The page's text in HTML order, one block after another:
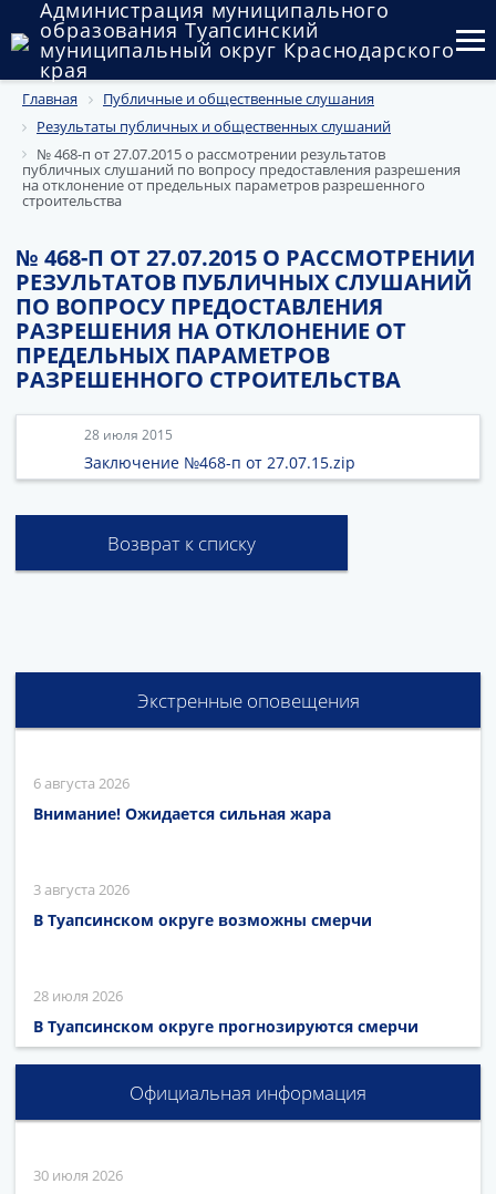
Администрация муниципального
образования Туапсинский
муниципальный округ Краснодарского
края
Округ
Администрация
Муниципальные закупки
Государственный и муниципальный контроль
Муниципальное имущество
Публичные слушания и общественные обсуждения
Главная
Публичные и общественные слушания
Результаты публичных и общественных слушаний
№ 468-п от 27.07.2015 о рассмотрении результатов
публичных слушаний по вопросу предоставления разрешения
на отклонение от предельных параметров разрешенного
строительства
№ 468-П ОТ 27.07.2015 О РАССМОТРЕНИИ
РЕЗУЛЬТАТОВ ПУБЛИЧНЫХ СЛУШАНИЙ
ПО ВОПРОСУ ПРЕДОСТАВЛЕНИЯ
РАЗРЕШЕНИЯ НА ОТКЛОНЕНИЕ ОТ
ПРЕДЕЛЬНЫХ ПАРАМЕТРОВ
РАЗРЕШЕННОГО СТРОИТЕЛЬСТВА
28 июля 2015
Заключение №468-п от 27.07.15.zip
Возврат к списку
Экстренные оповещения
6 августа 2026
Внимание! Ожидается сильная жара
3 августа 2026
В Туапсинском округе возможны смерчи
28 июля 2026
В Туапсинском округе прогнозируются смерчи
Официальная информация
30 июля 2026